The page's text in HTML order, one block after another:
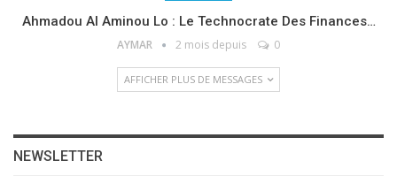
Ahmadou Al Aminou Lo : Le Technocrate Des Finances…
AYMAR 2 mois depuis 0
AFFICHER PLUS DE MESSAGES
NEWSLETTER